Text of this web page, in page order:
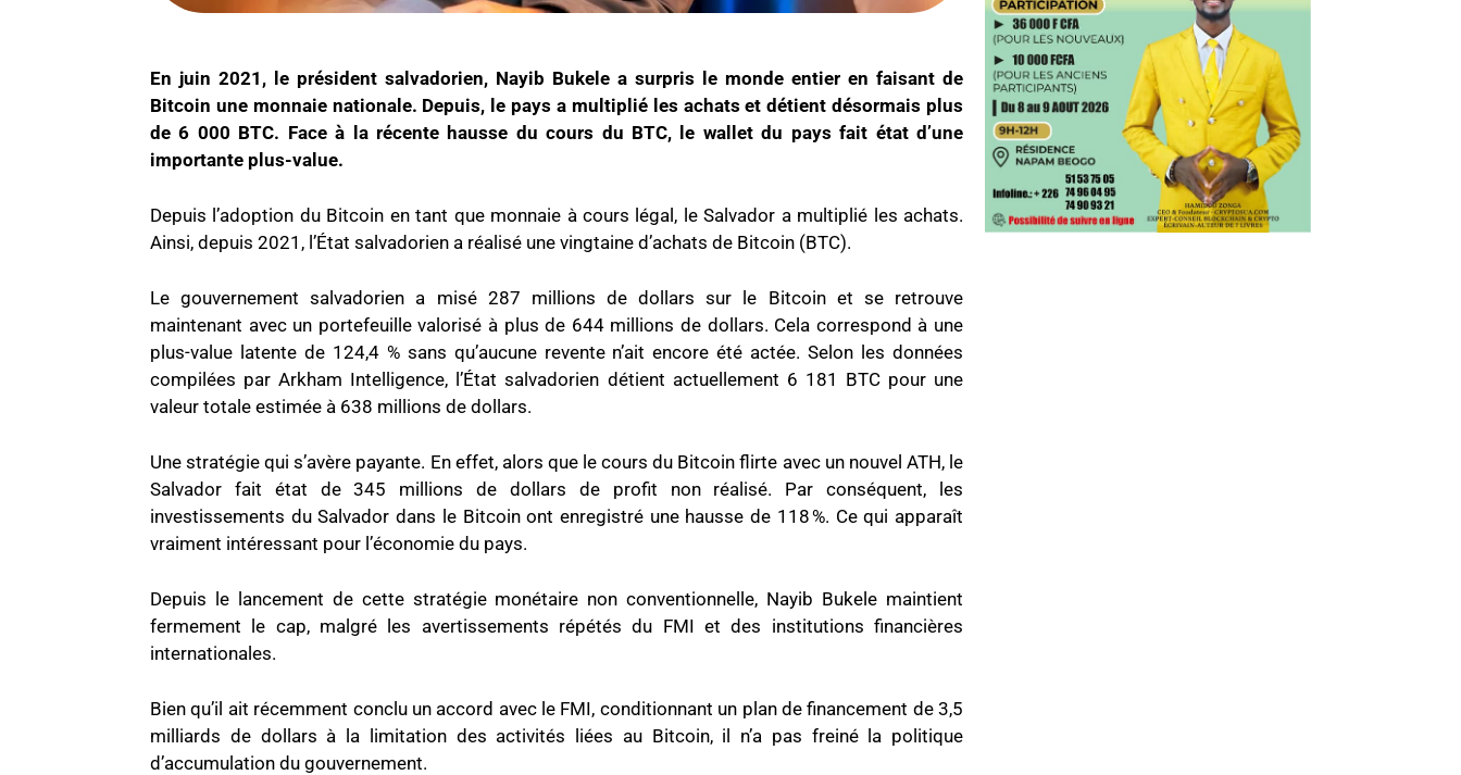
En juin 2021, le président salvadorien, Nayib Bukele a surpris le monde entier en faisant de
Bitcoin une monnaie nationale. Depuis, le pays a multiplié les achats et détient désormais plus
de 6 000 BTC. Face à la récente hausse du cours du BTC, le wallet du pays fait état d’une
importante plus-value.
Depuis l’adoption du Bitcoin en tant que monnaie à cours légal, le Salvador a multiplié les achats.
Ainsi, depuis 2021, l’État salvadorien a réalisé une vingtaine d’achats de Bitcoin (BTC).
Le gouvernement salvadorien a misé 287 millions de dollars sur le Bitcoin et se retrouve
maintenant avec un portefeuille valorisé à plus de 644 millions de dollars. Cela correspond à une
plus-value latente de 124,4 % sans qu’aucune revente n’ait encore été actée. Selon les données
compilées par Arkham Intelligence, l’État salvadorien détient actuellement 6 181 BTC pour une
valeur totale estimée à 638 millions de dollars.
Une stratégie qui s’avère payante. En effet, alors que le cours du Bitcoin flirte avec un nouvel ATH, le
Salvador fait état de 345 millions de dollars de profit non réalisé. Par conséquent, les
investissements du Salvador dans le Bitcoin ont enregistré une hausse de 118 %. Ce qui apparaît
vraiment intéressant pour l’économie du pays.
Depuis le lancement de cette stratégie monétaire non conventionnelle, Nayib Bukele maintient
fermement le cap, malgré les avertissements répétés du FMI et des institutions financières
internationales.
Bien qu’il ait récemment conclu un accord avec le FMI, conditionnant un plan de financement de 3,5
milliards de dollars à la limitation des activités liées au Bitcoin, il n’a pas freiné la politique
d’accumulation du gouvernement.